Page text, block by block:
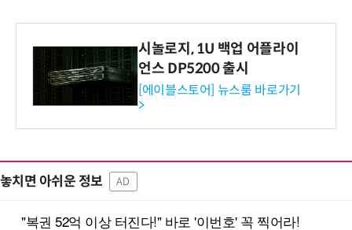
시놀로지, 1U 백업 어플라이
언스 DP5200 출시
[에이블스토어] 뉴스룸 바로가기
>
놓치면 아쉬운 정보 AD